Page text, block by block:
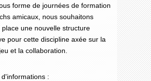
forme de journées de formation
amicaux, nous souhaitons
place une nouvelle structure
pour cette discipline axée sur la
et la collaboration.
: